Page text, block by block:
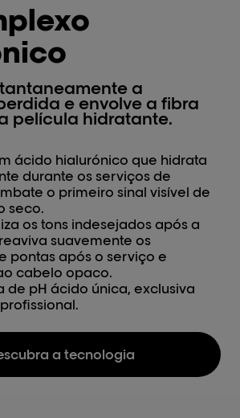
a
e envolve a fibra
película hidratante.
ácido hialurónico que hidrata
durante os serviços de
o primeiro sinal visível de
seco.
os tons indesejados após a
suavemente os
pontas após o serviço e
cabelo opaco.
de pH ácido única, exclusiva
a tecnologia